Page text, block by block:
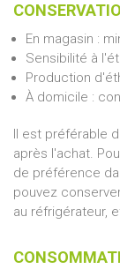
En magasin :
Sensibilité à
Production
À domicile :
Il est préférable
après l'achat.
de préférence
pouvez
au réfrigérateur,